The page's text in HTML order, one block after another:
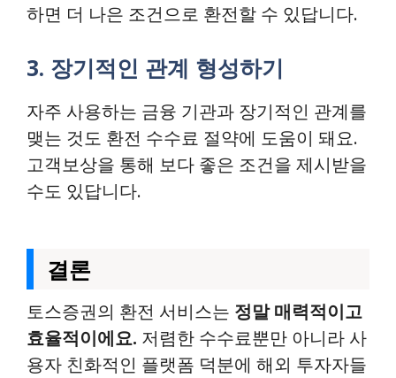
하면 더 나은 조건으로 환전할 수 있답니다.
3. 장기적인 관계 형성하기
자주 사용하는 금융 기관과 장기적인 관계를
맺는 것도 환전 수수료 절약에 도움이 돼요.
고객보상을 통해 보다 좋은 조건을 제시받을
수도 있답니다.
결론
토스증권의 환전 서비스는 정말 매력적이고
효율적이에요. 저렴한 수수료뿐만 아니라 사
용자 친화적인 플랫폼 덕분에 해외 투자자들